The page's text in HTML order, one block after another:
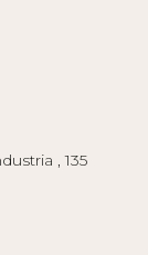
, 135